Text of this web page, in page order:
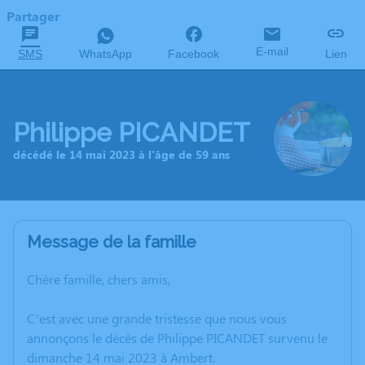
Partager
SMS WhatsApp Facebook E-mail Lien
Philippe PICANDET
décédé le 14 mai 2023 à l'âge de 59 ans
Message de la famille
Chère famille, chers amis,
C’est avec une grande tristesse que nous vous
annonçons le décès de Philippe PICANDET survenu le
dimanche 14 mai 2023 à Ambert.